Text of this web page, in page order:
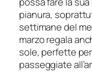
pianura,
settimane del
marzo regala
sole, perfette
passeggiate